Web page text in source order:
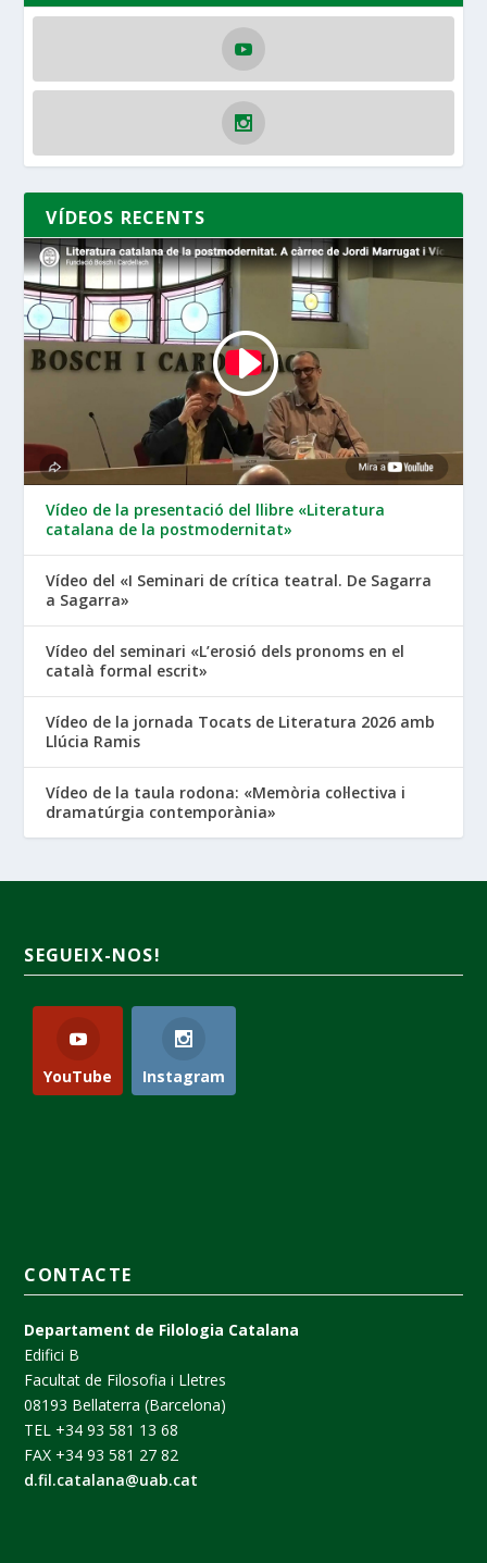
VÍDEOS RECENTS
Vídeo de la presentació del llibre «Literatura
catalana de la postmodernitat»
Vídeo del «I Seminari de crítica teatral. De Sagarra
a Sagarra»
Vídeo del seminari «L’erosió dels pronoms en el
català formal escrit»
Vídeo de la jornada Tocats de Literatura 2026 amb
Llúcia Ramis
Vídeo de la taula rodona: «Memòria col·lectiva i
dramatúrgia contemporània»
SEGUEIX-NOS!
YouTube Instagram
CONTACTE
Departament de Filologia Catalana
Edifici B
Facultat de Filosofia i Lletres
08193 Bellaterra (Barcelona)
TEL +34 93 581 13 68
FAX +34 93 581 27 82
d.fil.catalana@uab.cat